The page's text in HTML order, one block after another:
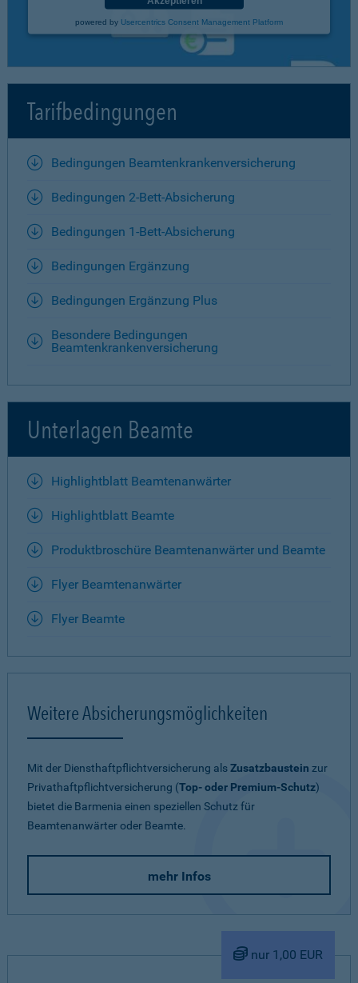
powered by Usercentrics Consent Management Platform
Tarifbedingungen
Bedingungen Beamtenkrankenversicherung
Bedingungen 2-Bett-Absicherung
Bedingungen 1-Bett-Absicherung
Bedingungen Ergänzung
Bedingungen Ergänzung Plus
Besondere Bedingungen
Beamtenkrankenversicherung
Unterlagen Beamte
Highlightblatt Beamtenanwärter
Highlightblatt Beamte
Produktbroschüre Beamtenanwärter und Beamte
Flyer Beamtenanwärter
Flyer Beamte
Weitere Absicherungsmöglichkeiten
Mit der Diensthaftpflichtversicherung alsZusatzbaustein zur
Privathaftpflichtversicherung (Top- oder Premium-Schutz)
bietet die Barmenia einen speziellen Schutz für
Beamtenanwärter oder Beamte.
mehr Infos
nur 1,00 EUR